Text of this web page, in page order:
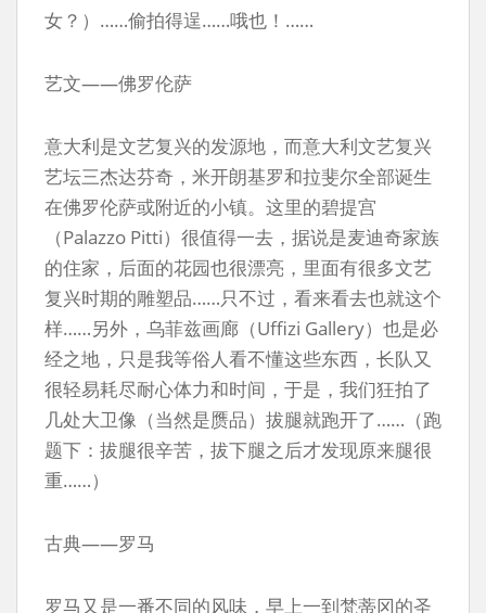
女？）……偷拍得逞……哦也！……
艺文——佛罗伦萨
意大利是文艺复兴的发源地，而意大利文艺复兴
艺坛三杰达芬奇，米开朗基罗和拉斐尔全部诞生
在佛罗伦萨或附近的小镇。这里的碧提宫
（Palazzo Pitti）很值得一去，据说是麦迪奇家族
的住家，后面的花园也很漂亮，里面有很多文艺
复兴时期的雕塑品……只不过，看来看去也就这个
样……另外，乌菲兹画廊（Uffizi Gallery）也是必
经之地，只是我等俗人看不懂这些东西，长队又
很轻易耗尽耐心体力和时间，于是，我们狂拍了
几处大卫像（当然是赝品）拔腿就跑开了……（跑
题下：拔腿很辛苦，拔下腿之后才发现原来腿很
重……）
古典——罗马
罗马又是一番不同的风味，早上一到梵蒂冈的圣